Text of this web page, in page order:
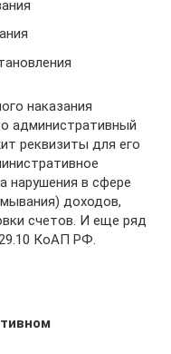
наказания
административный
реквизиты для его
нарушения в сфере
доходов,
счетов. И еще ряд
КоАП РФ.